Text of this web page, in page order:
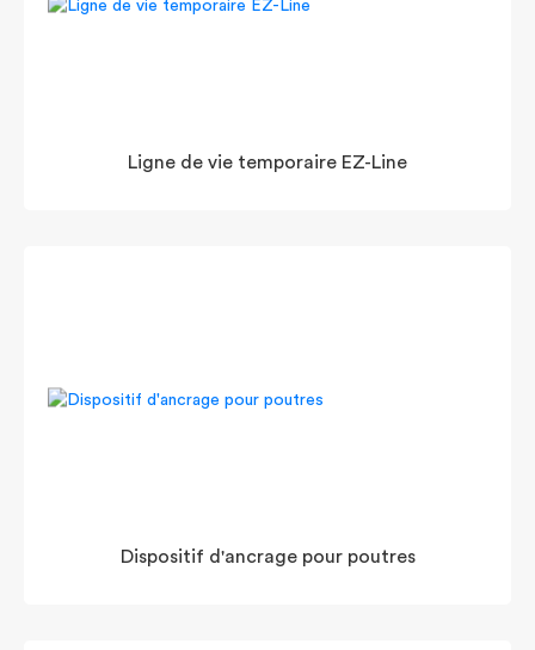
Ligne de vie temporaire EZ-Line
Dispositif d'ancrage pour poutres